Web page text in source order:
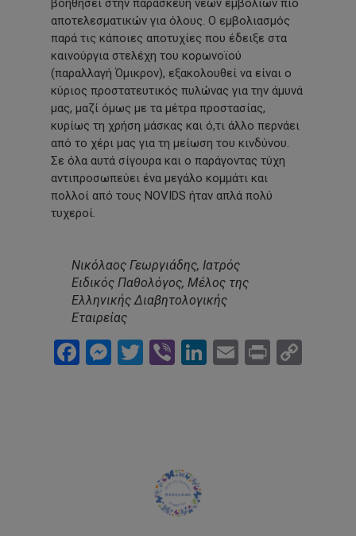
αποτελεσματικών για όλους. Ο εμβολιασμός
παρά τις κάποιες αποτυχίες που έδειξε στα
καινούργια στελέχη του κορωνοϊού
(παραλλαγή Όμικρον), εξακολουθεί να είναι ο
κύριος προστατευτικός πυλώνας για την άμυνά
μας, μαζί όμως με τα μέτρα προστασίας,
κυρίως τη χρήση μάσκας και ό,τι άλλο περνάει
από το χέρι μας για τη μείωση του κινδύνου.
Σε όλα αυτά σίγουρα και ο παράγοντας τύχη
αντιπροσωπεύει ένα μεγάλο κομμάτι και
πολλοί από τους NOVIDS ήταν απλά πολύ
τυχεροί.
Νικόλαος Γεωργιάδης, Ιατρός
Ειδικός Παθολόγος, Μέλος της
Ελληνικής Διαβητολογικής
Εταιρείας
Facebook
Messenger
Twitter
ViberLinkedIn
Email
Print